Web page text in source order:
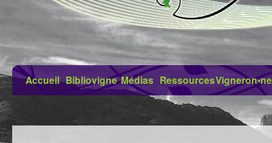
Accueil Bibliovigne Médias Ressources